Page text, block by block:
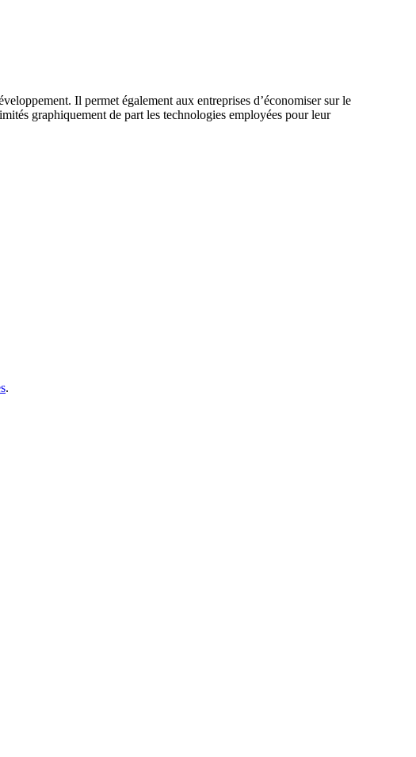
Il permet également aux entreprises d’économiser sur le
graphiquement de part les technologies employées pour leur
.